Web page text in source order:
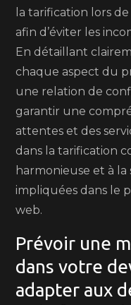
la tarification lors
afin d’éviter les
En détaillant
chaque aspect du
une relation de
garantir une
attentes et des
dans la tarification
harmonieuse et à
impliquées dans le
web.
Prévoir une
dans votre
adapter aux